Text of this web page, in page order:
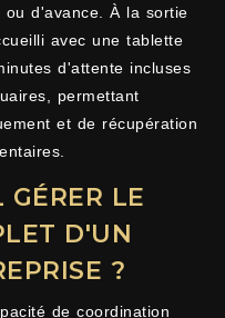
d'avance. À la sortie
avec une tablette
d'attente incluses
permettant
et de récupération
LE
D'UN
?
de coordination